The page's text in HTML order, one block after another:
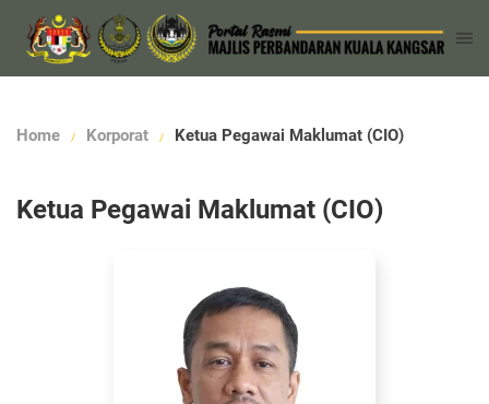
Home Korporat Ketua Pegawai Maklumat (CIO)
Ketua Pegawai Maklumat (CIO)